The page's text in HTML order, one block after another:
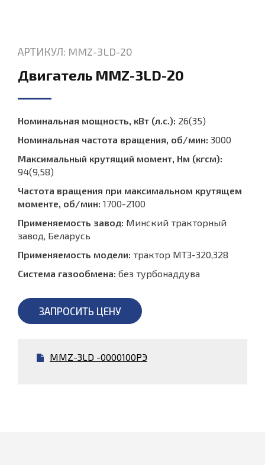
АРТИКУЛ: MMZ-3LD-20
Двигатель MMZ-3LD-20
Номинальная мощность, кВт (л.с.): 26(35)
Номинальная частота вращения, об/мин: 3000
Максимальный крутящий момент, Нм (кгсм):
94(9,58)
Частота вращения при максимальном крутящем
моменте, об/мин: 1700-2100
Применяемость завод: Минский тракторный
завод, Беларусь
Применяемость модели: трактор МТЗ-320,328
Система газообмена: без турбонаддува
ЗАПРОСИТЬ ЦЕНУ
MMZ-3LD -0000100РЭ